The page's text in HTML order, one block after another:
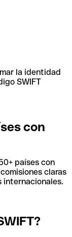
la identidad
SWIFT
con
países con
claras
internacionales.